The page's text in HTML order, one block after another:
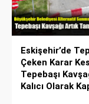
Eskişehir’de
Çeken Karar
Tepebaşı
Kalıcı Olarak